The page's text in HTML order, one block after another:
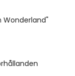
Wonderland"